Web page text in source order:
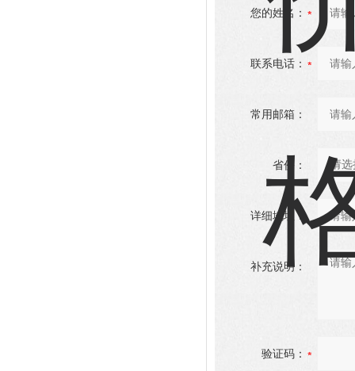
您的姓名：
联系电话：
常用邮箱：
省份：
详细地址：
补充说明：
验证码：